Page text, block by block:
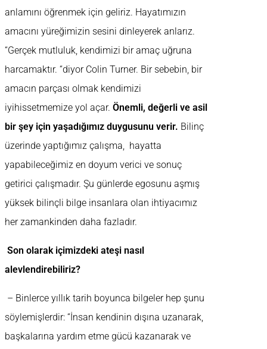
anlamını öğrenmek için geliriz. Hayatımızın
amacını yüreğimizin sesini dinleyerek anlarız.
“Gerçek mutluluk, kendimizi bir amaç uğruna
harcamaktır. “diyor Colin Turner. Bir sebebin, bir
amacın parçası olmak kendimizi
iyihissetmemize yol açar. Önemli, değerli ve asil
bir şey için yaşadığımız duygusunu verir. Bilinç
üzerinde yaptığımız çalışma, hayatta
yapabileceğimiz en doyum verici ve sonuç
getirici çalışmadır. Şu günlerde egosunu aşmış
yüksek bilinçli bilge insanlara olan ihtiyacımız
her zamankinden daha fazladır.
Son olarak içimizdeki ateşi nasıl
alevlendirebiliriz?
– Binlerce yıllık tarih boyunca bilgeler hep şunu
söylemişlerdir: “İnsan kendinin dışına uzanarak,
başkalarına yardım etme gücü kazanarak ve